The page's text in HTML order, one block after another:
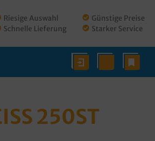
Riesige Auswahl
Schnelle Lieferung
Günstige Preise
Starker Service
250ST